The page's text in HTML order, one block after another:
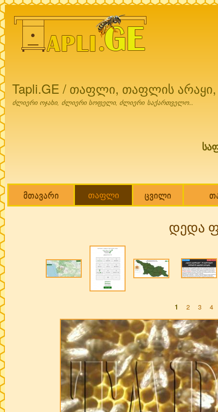
Tapli.GE / თაფლი, თაფლის
ძლიერი ოჯახი, ძლიერი სოფელი, ძლიერი საქართველო...
Main menu
მთავარი თაფლი ცვილი
დედა
Pages
1 2 3 4